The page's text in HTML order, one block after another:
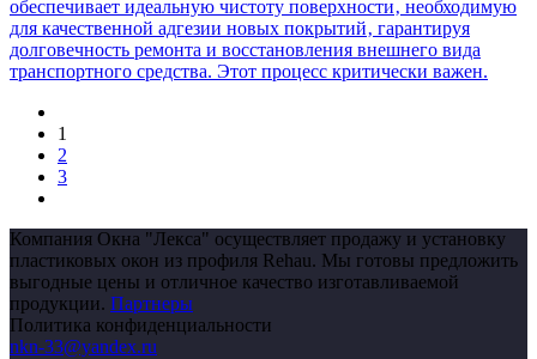
обеспечивает идеальную чистоту поверхности‚ необходимую
для качественной адгезии новых покрытий‚ гарантируя
долговечность ремонта и восстановления внешнего вида
транспортного средства. Этот процесс критически важен.
1
2
3
Компания Окна "Лекса" осуществляет продажу и установку
пластиковых окон из профиля Rehau. Мы готовы предложить
выгодные цены и отличное качество изготавливаемой
продукции. Партнеры
Политика конфиденциальности
nkn-33@yandex.ru